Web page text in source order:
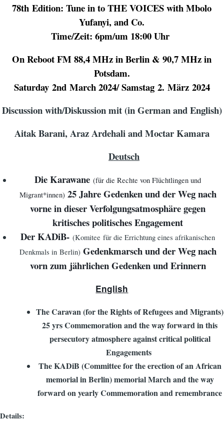
78thEdition: Tune in to THE VOICES with Mbolo
Yufanyi, and Co.
Time/Zeit: 6pm/um 18:00 Uhr
On Reboot FM 88,4 MHz in Berlin & 90,7 MHz in
Potsdam.
Saturday 2nd March2024/ Samstag 2. März 2024
Discussion with/Diskussion mit (in German and English)
Aitak Barani, Araz Ardehali and Moctar Kamara
Deutsch
Die Karawane(für die Rechte von Flüchtlingen und
Migrant*innen)25 Jahre Gedenken und der Weg nach
vorne in dieser Verfolgungsatmosphäre gegen
kritisches politisches Engagement
Der KADiB-(Komitee für die Errichtung eines afrikanischen
Denkmals in Berlin) Gedenkmarsch und der Weg nach
vorn zum jährlichen Gedenken und Erinnern
English
The Caravan (for the Rights of Refugees and Migrants)
25 yrs Commemoration and the way forward in this
persecutory atmosphere against critical political
Engagements
The KADiB (Committee for the erection of an African
memorial in Berlin) memorial March and the way
forward on yearly Commemoration and remembrance
Details: